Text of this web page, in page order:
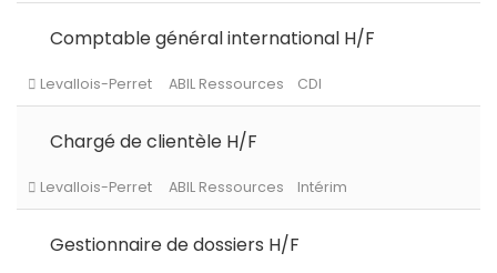
Comptable général international H/F
ABIL Ressources
Chargé de clientèle H/F
Gestionnaire de dossiers H/F